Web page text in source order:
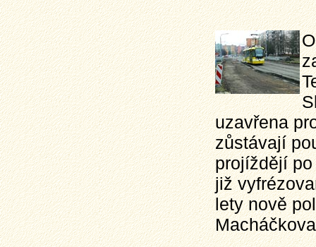
uzavřena
zůstávají
projíždějí
již
lety nově